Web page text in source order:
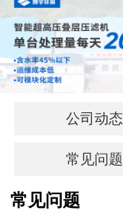
公司动态
常见问题
常见问题